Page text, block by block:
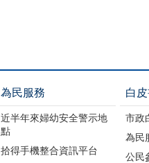
為民服務
近半年來婦幼安全警示地
點
拾得手機整合資訊平台
白
市政
為民
公民